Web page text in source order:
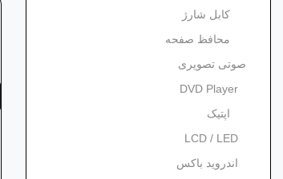
کابل شارژ
محافظ صفحه
صوتی تصویری
DVD Player
اپتیک
LCD / LED
اندروید باکس